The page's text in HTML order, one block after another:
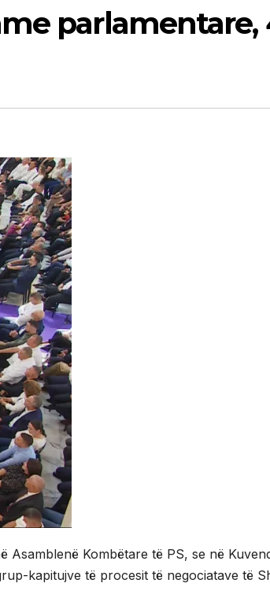
parlamentare,
Kombëtare të PS, se në
kapitujve të procesit të negociatave të